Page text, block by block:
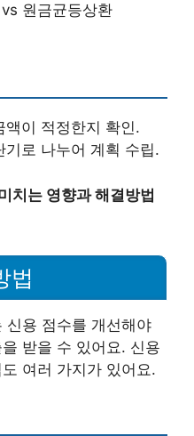
원금균등상환
액이 적정한지 확인.
기로 나누어 계획 수립.
치는 영향과 해결방법
법
신용 점수를 개선해야
받을 수 있어요. 신용
여러 가지가 있어요.